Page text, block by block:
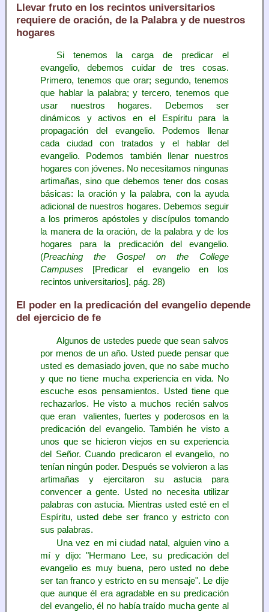
Llevar fruto en los recintos universitarios
requiere de oración, de la Palabra y de nuestros
hogares
Si tenemos la carga de predicar el
evangelio, debemos cuidar de tres cosas.
Primero, tenemos que orar; segundo, tenemos
que hablar la palabra; y tercero, tenemos que
usar nuestros hogares. Debemos ser
dinámicos y activos en el Espíritu para la
propagación del evangelio. Podemos llenar
cada ciudad con tratados y el hablar del
evangelio. Podemos también llenar nuestros
hogares con jóvenes. No necesitamos ningunas
artimañas, sino que debemos tener dos cosas
básicas: la oración y la palabra, con la ayuda
adicional de nuestros hogares. Debemos seguir
a los primeros apóstoles y discípulos tomando
la manera de la oración, de la palabra y de los
hogares para la predicación del evangelio.
(Preaching the Gospel on the College
Campuses [Predicar el evangelio en los
recintos universitarios], pág. 28)
El poder en la predicación del evangelio depende
del ejercicio de fe
Algunos de ustedes puede que sean salvos
por menos de un año. Usted puede pensar que
usted es demasiado joven, que no sabe mucho
y que no tiene mucha experiencia en vida. No
escuche esos pensamientos. Usted tiene que
rechazarlos. He visto a muchos recién salvos
que eran valientes, fuertes y poderosos en la
predicación del evangelio. También he visto a
unos que se hicieron viejos en su experiencia
del Señor. Cuando predicaron el evangelio, no
tenían ningún poder. Después se volvieron a las
artimañas y ejercitaron su astucia para
convencer a gente. Usted no necesita utilizar
palabras con astucia. Mientras usted esté en el
Espíritu, usted debe ser franco y estricto con
sus palabras.
Una vez en mi ciudad natal, alguien vino a
mí y dijo: "Hermano Lee, su predicación del
evangelio es muy buena, pero usted no debe
ser tan franco y estricto en su mensaje". Le dije
que aunque él era agradable en su predicación
del evangelio, él no había traído mucha gente al